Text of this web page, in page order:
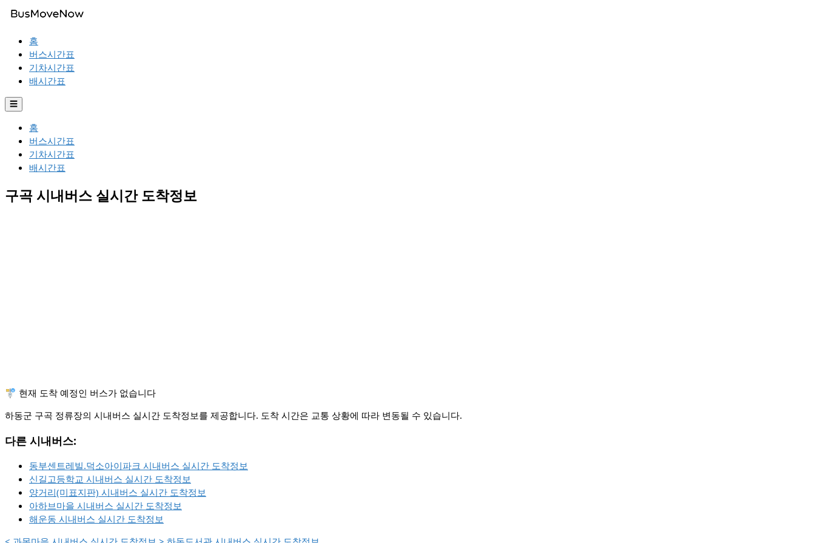
홈
버스시간표
기차시간표
배시간표
☰
홈
버스시간표
기차시간표
배시간표
구곡 시내버스 실시간 도착정보
🚏 현재 도착 예정인 버스가 없습니다
하동군 구곡 정류장의 시내버스 실시간 도착정보를 제공합니다. 도착 시간은 교통 상황에 따라 변동될 수 있습니다.
다른 시내버스:
동부센트레빌.덕소아이파크 시내버스 실시간 도착정보
신길고등학교 시내버스 실시간 도착정보
양거리(미표지판) 시내버스 실시간 도착정보
아하브마을 시내버스 실시간 도착정보
해운동 시내버스 실시간 도착정보